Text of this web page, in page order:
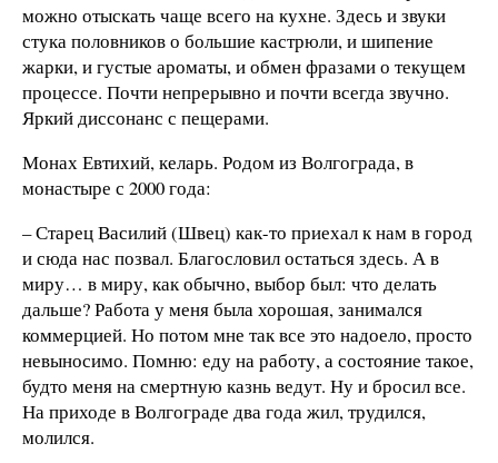
можно отыскать чаще всего на кухне. Здесь и звуки
стука половников о большие кастрюли, и шипение
жарки, и густые ароматы, и обмен фразами о текущем
процессе. Почти непрерывно и почти всегда звучно.
Яркий диссонанс с пещерами.
Монах Евтихий, келарь. Родом из Волгограда, в
монастыре с 2000 года:
– Старец Василий (Швец) как-то приехал к нам в город
и сюда нас позвал. Благословил остаться здесь. А в
миру… в миру, как обычно, выбор был: что делать
дальше? Работа у меня была хорошая, занимался
коммерцией. Но потом мне так все это надоело, просто
невыносимо. Помню: еду на работу, а состояние такое,
будто меня на смертную казнь ведут. Ну и бросил все.
На приходе в Волгограде два года жил, трудился,
молился.